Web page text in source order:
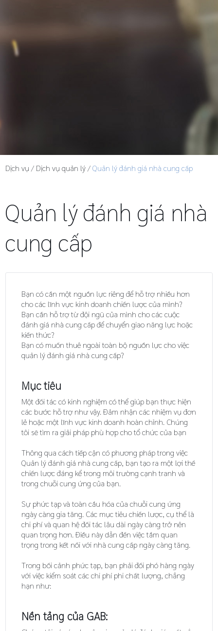
Dịch vụ / Dịch vụ quản lý/Quản lý đánh giá nhà cung cấp
Quản lý đánh giá nhà
cung cấp
Bạn có cần một nguồn lực riêng để hỗ trợ nhiều hơn
cho các lĩnh vực kinh doanh chiến lược của mình?
Bạn cần hỗ trợ từ đội ngũ của mình cho các cuộc
đánh giá nhà cung cấp để chuyển giao năng lực hoặc
kiến thức?
Bạn có muốn thuê ngoài toàn bộ nguồn lực cho việc
quản lý đánh giá nhà cung cấp?
Mục tiêu
Một đối tác có kinh nghiệm có thể giúp bạn thực hiện
các bước hỗ trợ như vậy. Đảm nhận các nhiệm vụ đơn
lẻ hoặc một lĩnh vực kinh doanh hoàn chỉnh. Chúng
tôi sẽ tìm ra giải pháp phù hợp cho tổ chức của bạn
Thông qua cách tiếp cận có phương pháp trong việc
Quản lý đánh giá nhà cung cấp, bạn tạo ra một lợi thế
chiến lược đáng kể trong môi trường cạnh tranh và
trong chuỗi cung ứng của bạn.
Sự phức tạp và toàn cầu hóa của chuỗi cung ứng
ngày càng gia tăng. Các mục tiêu chiến lược, cụ thể là
chi phí và quan hệ đối tác lâu dài ngày càng trở nên
quan trọng hơn. Điều này dẫn đến việc tầm quan
trọng trong kết nối với nhà cung cấp ngày càng tăng.
Trong bối cảnh phức tạp, bạn phải đối phó hàng ngày
với việc kiểm soát các chi phí phi chất lượng, chẳng
hạn như:
Nền tảng của GAB: